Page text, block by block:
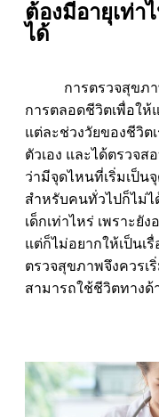
ต้องมีอายุเท่า
ได้
การตรวจสุขภาพค
การตลอดชีวิตเพื่อให้
แต่ละช่วงวัยของชีวิต
ตัวเอง และได้ตรวจ
ว่ามีจุดไหนที่เริ่มเป็น
สำหรับคนทั่วไปก็ไม่
เด็กเท่าไหร่ เพราะยั
แต่ก็ไม่อยากให้เป็นเ
ตรวจสุขภาพจึงควรเ
สามารถใช้ชีวิตทางด้